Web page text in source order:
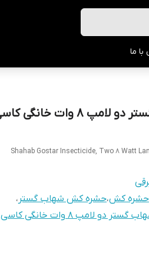
ما
Shahab Gostar Insecticide, Two 8 Watt
حشره کش،حشره کش شهاب گستر ،